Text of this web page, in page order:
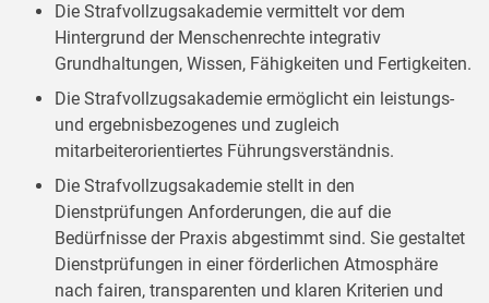
Die Strafvollzugsakademie vermittelt vor dem
Hintergrund der Menschenrechte integrativ
Grundhaltungen, Wissen, Fähigkeiten und Fertigkeiten.
Die Strafvollzugsakademie ermöglicht ein leistungs-
und ergebnisbezogenes und zugleich
mitarbeiterorientiertes Führungsverständnis.
Die Strafvollzugsakademie stellt in den
Dienstprüfungen Anforderungen, die auf die
Bedürfnisse der Praxis abgestimmt sind. Sie gestaltet
Dienstprüfungen in einer förderlichen Atmosphäre
nach fairen, transparenten und klaren Kriterien und